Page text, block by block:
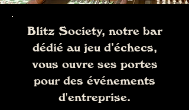
Blitz Society, notre bar
dédié au jeu d’échecs,
vous ouvre ses portes
pour des événements
d'entreprise.